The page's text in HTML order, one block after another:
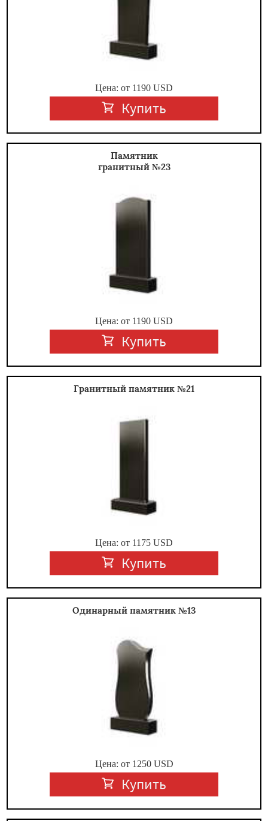
Цена: от 1190 USD
Купить
Памятник
гранитный №23
Цена: от 1190 USD
Купить
Гранитный памятник №21
Цена: от 1175 USD
Купить
Одинарный памятник №13
Цена: от 1250USD
Купить